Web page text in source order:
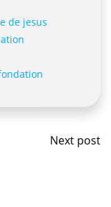
de jesus
Next post